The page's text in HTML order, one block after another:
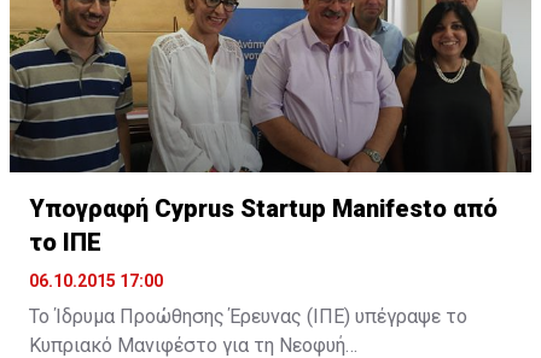
προσφέρουν πλήρως ολοκληρωμένες και ...
Υπογραφή Cyprus Startup Manifesto από
το ΙΠΕ
06.10.2015 17:00
Το Ίδρυμα Προώθησης Έρευνας (ΙΠΕ) υπέγραψε το
Κυπριακό Μανιφέστο για τη Νεοφυή